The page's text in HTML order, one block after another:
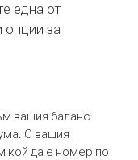
една от
опции за
вашия баланс
С вашия
кой да е номер по